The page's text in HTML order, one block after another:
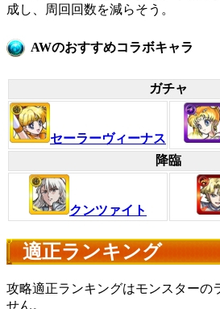
成し、周回回数を減らそう。
AWのおすすめコラボキャラ
ガチャ
セーラーヴィーナス
降臨
クンツァイト
適正ランキング
攻略適正ランキングはモンスターの
せん。